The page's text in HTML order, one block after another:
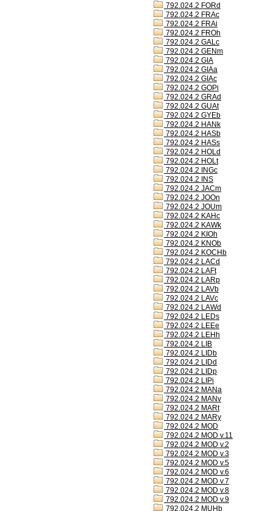
792.024.2 FORd
792.024.2 FRAc
792.024.2 FRAi
792.024.2 FROh
792.024.2 GALc
792.024.2 GENm
792.024.2 GIA
792.024.2 GIAa
792.024.2 GIAc
792.024.2 GOPi
792.024.2 GRAd
792.024.2 GUAt
792.024.2 GYEb
792.024.2 HANk
792.024.2 HASb
792.024.2 HASs
792.024.2 HOLd
792.024.2 HOLt
792.024.2 INGc
792.024.2 INS
792.024.2 JACm
792.024.2 JOOn
792.024.2 JOUm
792.024.2 KAHc
792.024.2 KAWk
792.024.2 KIOh
792.024.2 KNOb
792.024.2 KOCHb
792.024.2 LACd
792.024.2 LAFt
792.024.2 LARp
792.024.2 LAVb
792.024.2 LAVc
792.024.2 LAWd
792.024.2 LEDs
792.024.2 LEEe
792.024.2 LEHh
792.024.2 LIB
792.024.2 LIDb
792.024.2 LIDd
792.024.2 LIDp
792.024.2 LIPi
792.024.2 MANa
792.024.2 MANv
792.024.2 MARt
792.024.2 MARy
792.024.2 MOD
792.024.2 MOD v.11
792.024.2 MOD v.2
792.024.2 MOD v.3
792.024.2 MOD v.5
792.024.2 MOD v.6
792.024.2 MOD v.7
792.024.2 MOD v.8
792.024.2 MOD v.9
792.024.2 MUHb